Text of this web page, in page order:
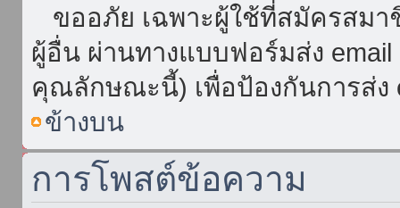
ขออภัย เฉพาะผู้ใช้ที่สมัครสมา
ผู้อื่น ผ่านทางแบบฟอร์มส่ง
คุณลักษณะนี้) เพื่อป้องกันการส่ง
ข้างบน
การโพสต์ข้อความ